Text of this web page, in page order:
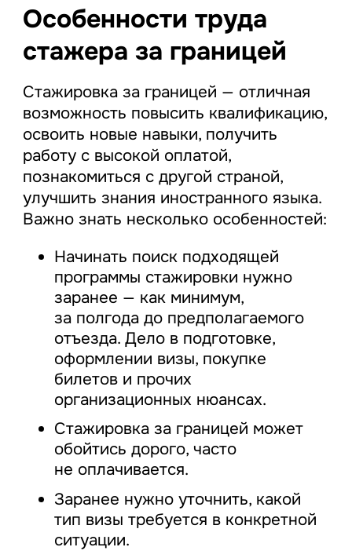
Особенности труда
стажера за границей
Стажировка за границей — отличная
возможность повысить квалификацию,
освоить новые навыки, получить
работу с высокой оплатой,
познакомиться с другой страной,
улучшить знания иностранного языка.
Важно знать несколько особенностей:
Начинать поиск подходящей
программы стажировки нужно
заранее — как минимум,
за полгода до предполагаемого
отъезда. Дело в подготовке,
оформлении визы, покупке
билетов и прочих
организационных нюансах.
Стажировка за границей может
обойтись дорого, часто
не оплачивается.
Заранее нужно уточнить, какой
тип визы требуется в конкретной
ситуации.